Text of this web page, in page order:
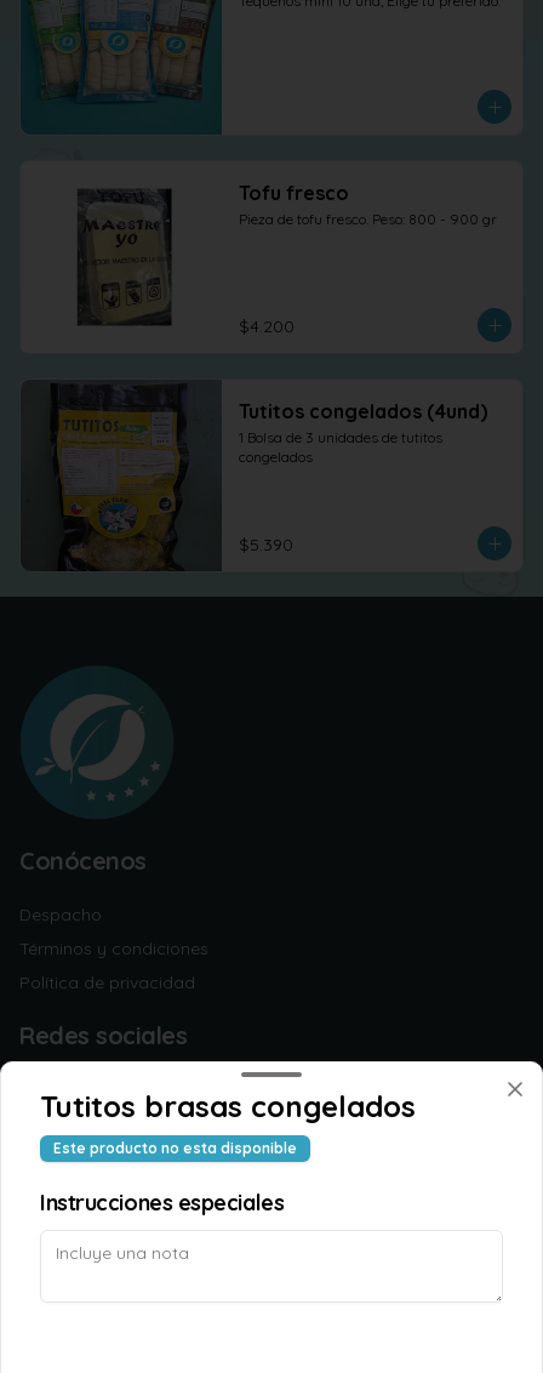
Tofu fresco
Pieza de tofu fresco. Peso: 800 - 900 gr
$4.200
Tutitos congelados (4und)
1 Bolsa de 3 unidades de tutitos
congelados
$5.390
Conócenos
Despacho
Términos y condiciones
Política de privacidad
Redes sociales
Facebook
Pedir
Iniciar sesión
Tutitos brasas congelados
Este producto no esta disponible
Instrucciones especiales